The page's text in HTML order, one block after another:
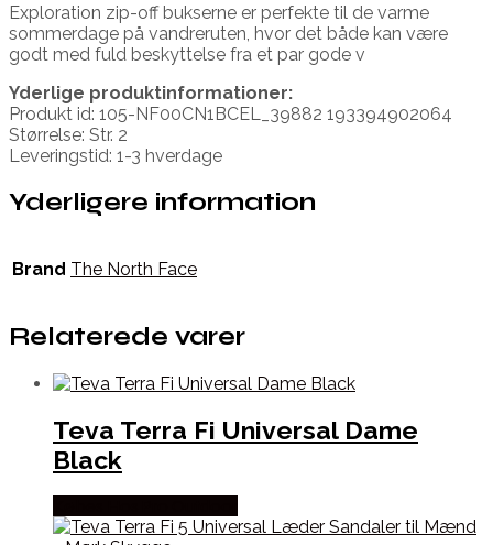
Exploration zip-off bukserne er perfekte til de varme
sommerdage på vandreruten, hvor det både kan være
godt med fuld beskyttelse fra et par gode v
Yderlige produktinformationer:
Produkt id: 105-NF00CN1BCEL_39882 193394902064
Størrelse: Str. 2
Leveringstid: 1-3 hverdage
Yderligere information
Brand The North Face
Relaterede varer
Teva Terra Fi Universal Dame
Black